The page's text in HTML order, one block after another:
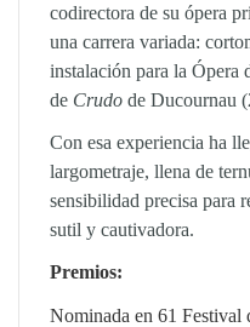
codirectora de su ópera
una carrera variada:
instalación para la Ópera
de Crudode Ducournau
Con esa experiencia ha
largometraje, llena de
sensibilidad precisa para
sutil y cautivadora.
Premios:
Nominada en 61